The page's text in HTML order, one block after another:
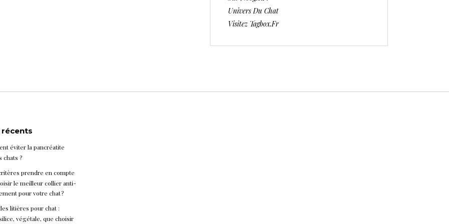
Univers Du Chat
Visitez Tagbox.fr
éviter la pancréatite
chats ?
prendre en compte
le meilleur collier anti-
pour votre chat ?
litières pour chat :
végétale, que choisir